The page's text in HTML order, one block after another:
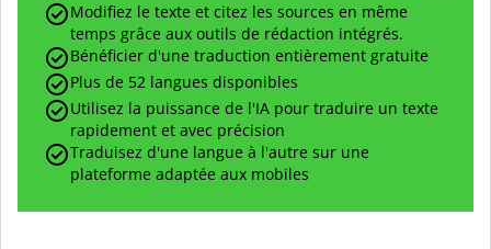
Modifiez le texte et citez les sources en même
temps grâce aux outils de rédaction intégrés.
Bénéficier d'une traduction entièrement gratuite
Plus de 52 langues disponibles
Utilisez la puissance de l'IA pour traduire un texte
rapidement et avec précision
Traduisez d'une langue à l'autre sur une
plateforme adaptée aux mobiles